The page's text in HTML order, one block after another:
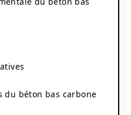
du béton bas carbone